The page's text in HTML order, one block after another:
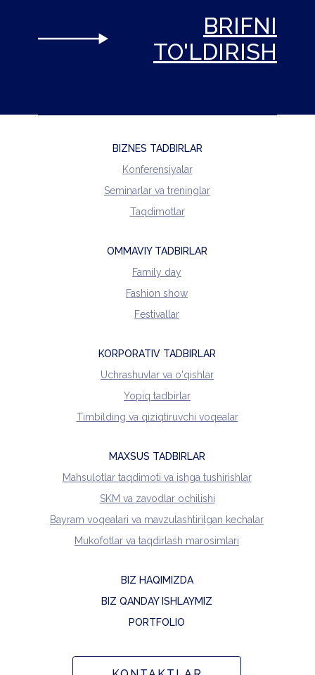
BRIFNI
TO'LDIRISH
OMMAVIY TADBIRLAR
Family day
Fashion show
Festivallar
BIZNES TADBIRLAR
Konferensiyalar
Seminarlar va treninglar
Taqdimotlar
MAXSUS TADBIRLAR
Mahsulotlar taqdimoti va ishga tushirishlar
SKM va zavodlar ochilishi
Bayram voqealari va mavzulashtirilgan kechalar
Mukofotlar va taqdirlash marosimlari
KORPORATIV TADBIRLAR
Uchrashuvlar va o'qishlar
Yopiq tadbirlar
Timbilding va qiziqtiruvchi voqealar
BIZ HAQIMIZDA
BIZ QANDAY ISHLAYMIZ
PORTFOLIO